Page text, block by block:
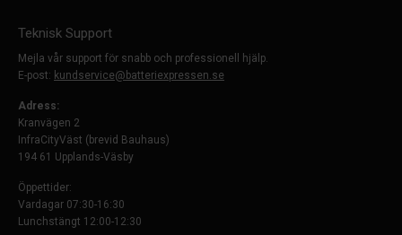
Teknisk Support
Mejla vår support för snabb och professionell hjälp.
E-post: kundservice@batteriexpressen.se
Adress:
Kranvägen 2
InfraCityVäst (brevid Bauhaus)
194 61 Upplands-Väsby
Öppettider:
Vardagar 07:30-16:30
Lunchstängt 12:00-12:30